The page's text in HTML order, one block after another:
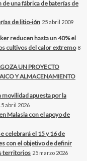
de litio-ión 25 abril 2009
reducen hasta un 40% el
cultivos del calor extremo 8
UN PROYECTO
Y ALMACENAMIENTO
apuesta por la
abril 2026
Malasia con el apoyo de
celebrará el 15 y 16 de
con el objetivo de definir
territorios 25 marzo 2026